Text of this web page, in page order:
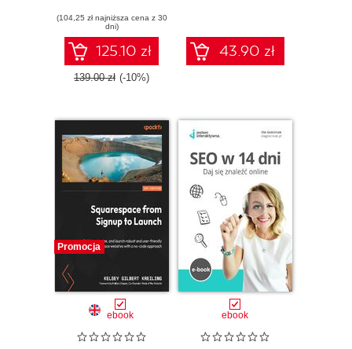
commerce website
with
WooCommerce
from scratch -
Second Edition
(104,25 zł najniższa cena z 30
dni)
125.10 zł
139.00 zł (-10%)
43.90 zł
Promocja
ebook ebook